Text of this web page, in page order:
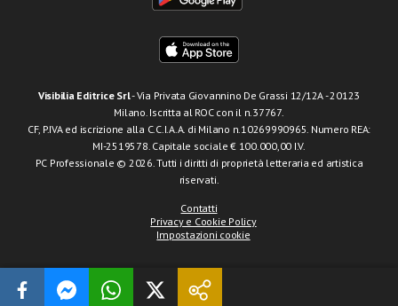
Visibilia Editrice Srl- Via Privata Giovannino De Grassi 12/12A - 20123
Milano. Iscritta al ROC con il n.37767.
CF, P.IVA ed iscrizione alla C.C.I.A.A. di Milano n.10269990965. Numero REA:
MI-2519578. Capitale sociale € 100.000,00 I.V.
PC Professionale © 2026. Tutti i diritti di proprietà letteraria ed artistica
riservati.
Contatti
Privacy e Cookie Policy
Impostazioni cookie